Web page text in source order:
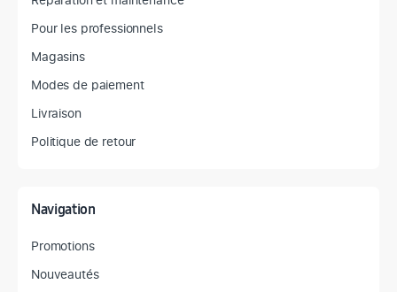
Pour les professionnels
Magasins
Modes de paiement
Livraison
Politique de retour
Navigation
Promotions
Nouveautés